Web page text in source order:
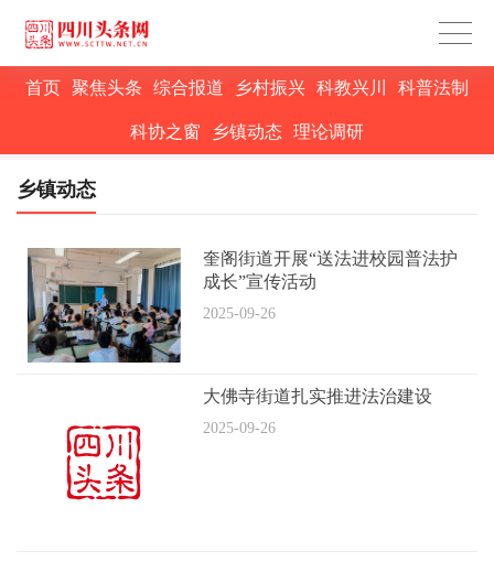
首页 聚焦头条 综合报道 乡村振兴 科教兴川 科普法制
科协之窗 乡镇动态 理论调研
乡镇动态
奎阁街道开展“送法进校园普法护
成长”宣传活动
2025-09-26
大佛寺街道扎实推进法治建设
2025-09-26